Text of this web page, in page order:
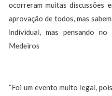
ocorreram muitas discussões
aprovação de todos, mas
individual, mas pensando
Medeiros
“Foi um evento muito legal,